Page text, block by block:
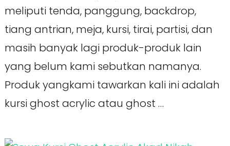
meliputi tenda, panggung, backdrop,
tiang antrian, meja, kursi, tirai, partisi, dan
masih banyak lagi produk-produk lain
yang belum kami sebutkan namanya.
Produk yangkami tawarkan kali ini adalah
kursi ghost acrylic atau ghost …